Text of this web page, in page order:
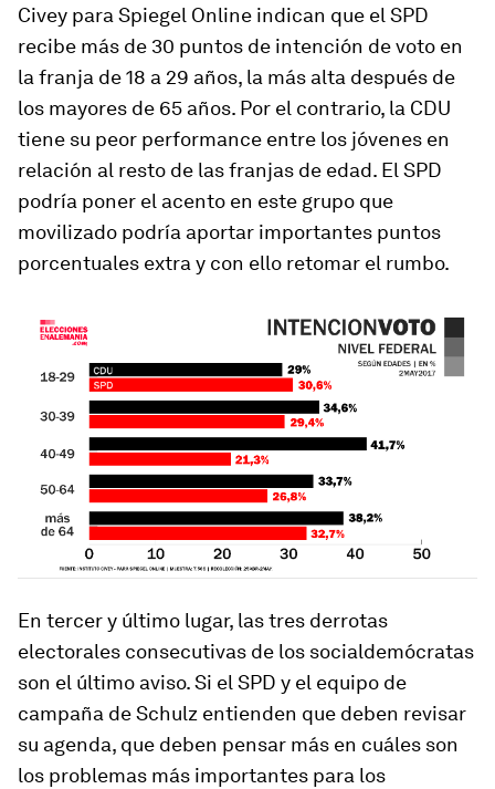
Civey para Spiegel Online indican que el SPD
recibe más de 30 puntos de intención de voto en
la franja de 18 a 29 años, la más alta después de
los mayores de 65 años. Por el contrario, la CDU
tiene su peor performance entre los jóvenes en
relación al resto de las franjas de edad. El SPD
podría poner el acento en este grupo que
movilizado podría aportar importantes puntos
porcentuales extra y con ello retomar el rumbo.
En tercer y último lugar, las tres derrotas
electorales consecutivas de los socialdemócratas
son el último aviso. Si el SPD y el equipo de
campaña de Schulz entienden que deben revisar
su agenda, que deben pensar más en cuáles son
los problemas más importantes para los